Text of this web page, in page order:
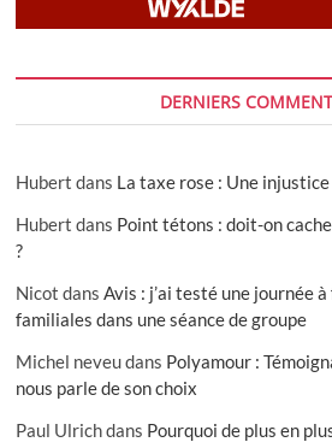
DERNIERS
Hubert dans La taxe rose : Une
Hubert dans Point tétons : doit-on
?
Nicot dansAvis : j’ai testé une journée
familiales dans une séance de groupe
Michel neveudans Polyamour :
nous parle de son choix
Paul Ulrichdans Pourquoi de plus en